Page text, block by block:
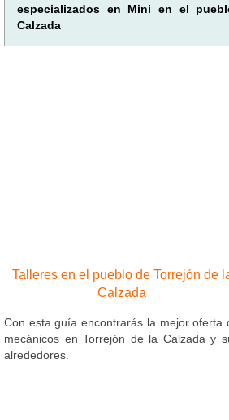
especializados en Mini en el
Calzada
Talleres en el pueblo de Torrejón de
Calzada
Con esta guía encontrarás la mejor oferta
mecánicos en Torrejón de la Calzada y
alrededores.